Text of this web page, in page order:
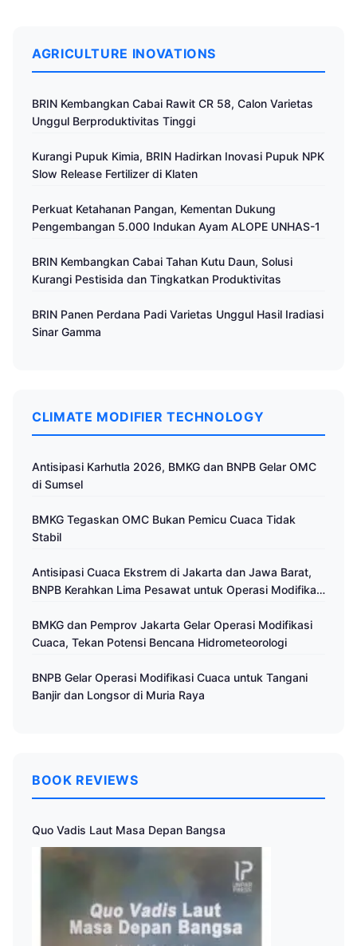
AGRICULTURE INOVATIONS
BRIN Kembangkan Cabai Rawit CR 58, Calon Varietas
Unggul Berproduktivitas Tinggi
Kurangi Pupuk Kimia, BRIN Hadirkan Inovasi Pupuk NPK
Slow Release Fertilizer di Klaten
Perkuat Ketahanan Pangan, Kementan Dukung
Pengembangan 5.000 Indukan Ayam ALOPE UNHAS-1
BRIN Kembangkan Cabai Tahan Kutu Daun, Solusi
Kurangi Pestisida dan Tingkatkan Produktivitas
BRIN Panen Perdana Padi Varietas Unggul Hasil Iradiasi
Sinar Gamma
CLIMATE MODIFIER TECHNOLOGY
Antisipasi Karhutla 2026, BMKG dan BNPB Gelar OMC
di Sumsel
BMKG Tegaskan OMC Bukan Pemicu Cuaca Tidak
Stabil
Antisipasi Cuaca Ekstrem di Jakarta dan Jawa Barat,
BNPB Kerahkan Lima Pesawat untuk Operasi Modifikasi
BMKG dan Pemprov Jakarta Gelar Operasi Modifikasi
Cuaca, Tekan Potensi Bencana Hidrometeorologi
BNPB Gelar Operasi Modifikasi Cuaca untuk Tangani
Banjir dan Longsor di Muria Raya
BOOK REVIEWS
Quo Vadis Laut Masa Depan Bangsa